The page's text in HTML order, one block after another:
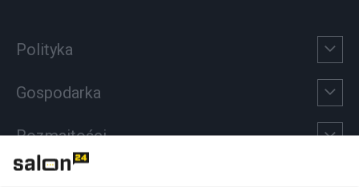
Polityka
Gospodarka
Rozmaitości